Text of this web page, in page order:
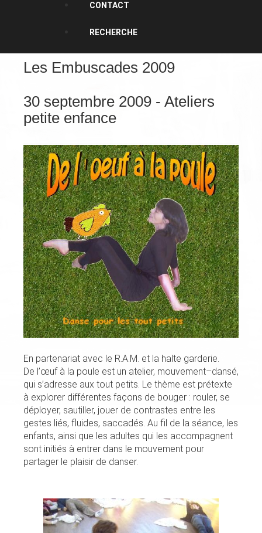
CONTACT
RECHERCHE
Les Embuscades 2009
30 septembre 2009 - Ateliers
petite enfance
En partenariat avec le R.A.M. et la halte garderie.
De l’œuf à la poule est un atelier, mouvement–dansé,
qui s’adresse aux tout petits. Le thème est prétexte
à explorer différentes façons de bouger : rouler, se
déployer, sautiller, jouer de contrastes entre les
gestes liés, fluides, saccadés. Au fil de la séance, les
enfants, ainsi que les adultes qui les accompagnent
sont initiés à entrer dans le mouvement pour
partager le plaisir de danser.